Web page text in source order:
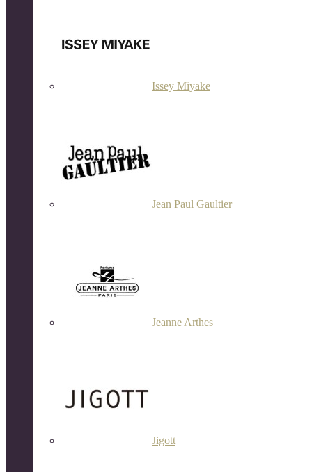
Issey Miyake
Jean Paul Gaultier
Jeanne Arthes
Jigott